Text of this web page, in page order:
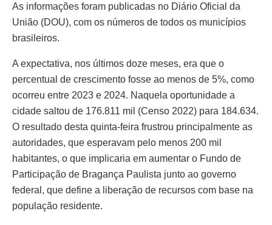
As informações foram publicadas no Diário Oficial da
União (DOU), com os números de todos os municípios
brasileiros.
A expectativa, nos últimos doze meses, era que o
percentual de crescimento fosse ao menos de 5%, como
ocorreu entre 2023 e 2024. Naquela oportunidade a
cidade saltou de 176.811 mil (Censo 2022) para 184.634.
O resultado desta quinta-feira frustrou principalmente as
autoridades, que esperavam pelo menos 200 mil
habitantes, o que implicaria em aumentar o Fundo de
Participação de Bragança Paulista junto ao governo
federal, que define a liberação de recursos com base na
população residente.